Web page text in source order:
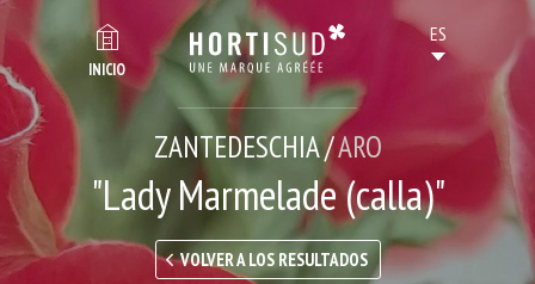
INICIO
ZANTEDESCHIA /ARO
"Lady Marmelade (calla)"
VOLVER A LOS RESULTADOS